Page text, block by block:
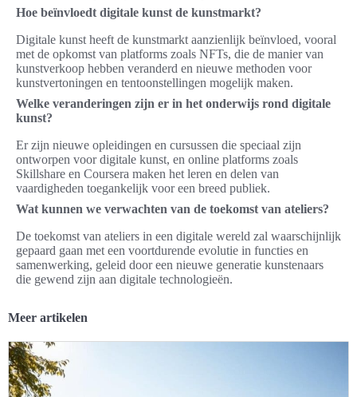
Hoe beïnvloedt digitale kunst de kunstmarkt?
Digitale kunst heeft de kunstmarkt aanzienlijk beïnvloed, vooral
met de opkomst van platforms zoals NFTs, die de manier van
kunstverkoop hebben veranderd en nieuwe methoden voor
kunstvertoningen en tentoonstellingen mogelijk maken.
Welke veranderingen zijn er in het onderwijs rond digitale
kunst?
Er zijn nieuwe opleidingen en cursussen die speciaal zijn
ontworpen voor digitale kunst, en online platforms zoals
Skillshare en Coursera maken het leren en delen van
vaardigheden toegankelijk voor een breed publiek.
Wat kunnen we verwachten van de toekomst van ateliers?
De toekomst van ateliers in een digitale wereld zal waarschijnlijk
gepaard gaan met een voortdurende evolutie in functies en
samenwerking, geleid door een nieuwe generatie kunstenaars
die gewend zijn aan digitale technologieën.
Meer artikelen